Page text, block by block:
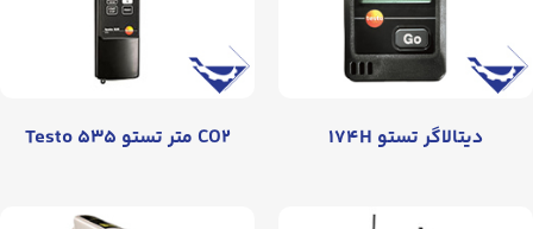
دیتالاگر تستو ۱۷۴H CO۲ متر تستو Testo ۵۳۵